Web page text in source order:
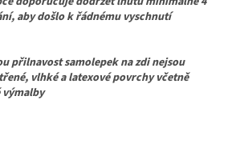
aby došlo k řádnému vyschnutí
samolepek na zdi nejsou
vlhké a latexové povrchy včetně